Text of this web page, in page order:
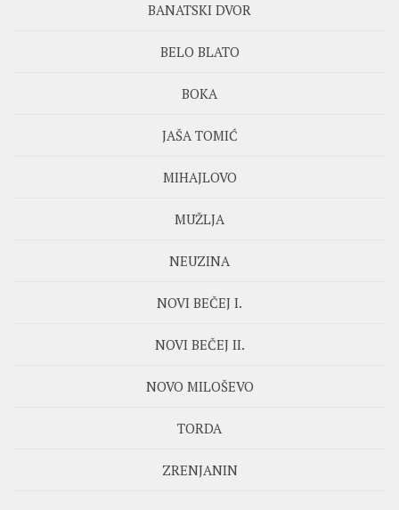
BANATSKI DVOR
BELO BLATO
BOKA
JAŠA TOMIĆ
MIHAJLOVO
MUŽLJA
NEUZINA
NOVI BEČEJ I.
NOVI BEČEJ II.
NOVO MILOŠEVO
TORDA
ZRENJANIN